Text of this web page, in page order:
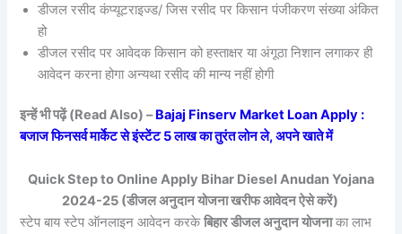
डीजल रसीद कंप्यूटराइज्ड/ जिस रसीद पर किसान पंजीकरण संख्या अंकित
हो
डीजल रसीद पर आवेदक किसान को हस्ताक्षर या अंगूठा निशान लगाकर ही
आवेदन करना होगा अन्यथा रसीद की मान्य नहीं होगी
इन्हें भी पढ़ें (Read Also) –Bajaj Finserv Market Loan Apply :
बजाज फिनसर्व मार्केट से इंस्टेंट 5 लाख का तुरंत लोन ले, अपने खाते में
Quick Step to Online Apply Bihar Diesel Anudan Yojana
2024-25 (डीजल अनुदान योजना खरीफ आवेदन ऐसे करें)
स्टेप बाय स्टेप ऑनलाइन आवेदन करकेबिहार डीजल अनुदान योजनाका लाभ